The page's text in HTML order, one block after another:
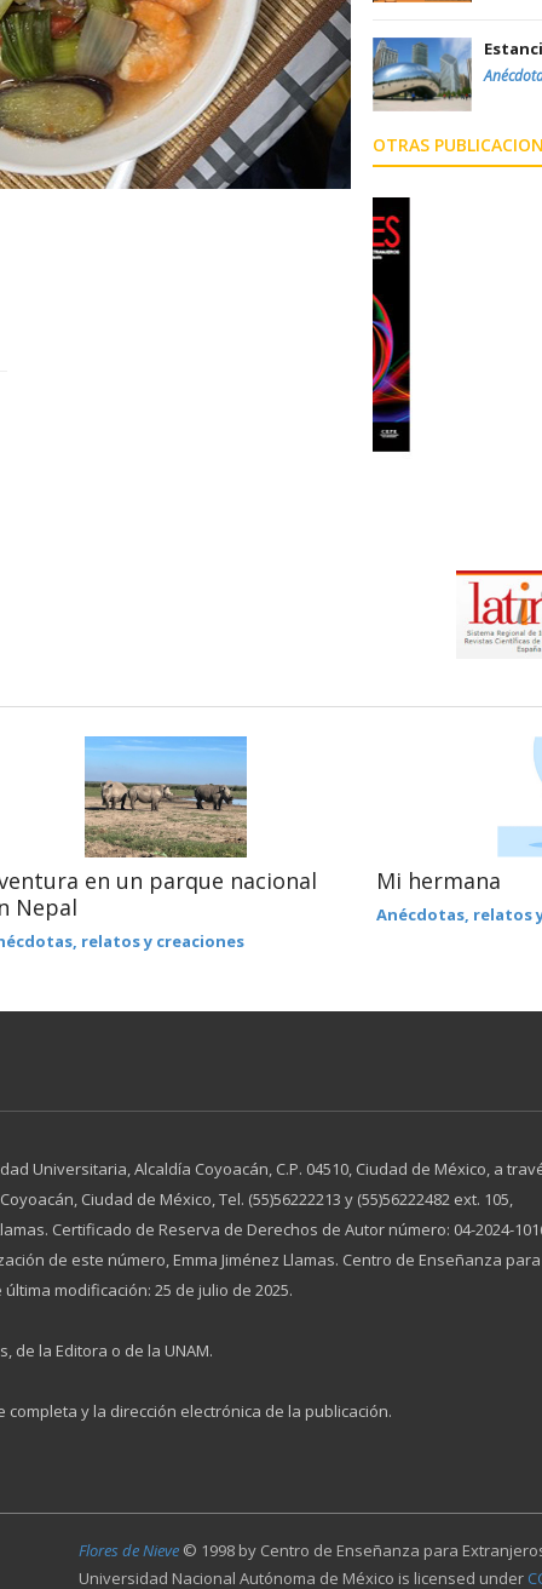
OTRAS
en un parque nacional
Nepal
relatos y creaciones
Mi hermana
Anécdotas, relatos
Universitaria, Alcaldía Coyoacán, C.P. 04510, Ciudad de México, a
Ciudad de México, Tel. (55)56222213 y (55)56222482 ext. 105,
Certificado de Reserva de Derechos de Autor número: 04-2024-
de este número, Emma Jiménez Llamas. Centro de Enseñanza
modificación: 25 de julio de 2025.
la Editora o de la UNAM.
y la dirección electrónica de la publicación.
Flores de Nieve © 1998 by Centro de Enseñanza para
Universidad Nacional Autónoma de México is licensed under